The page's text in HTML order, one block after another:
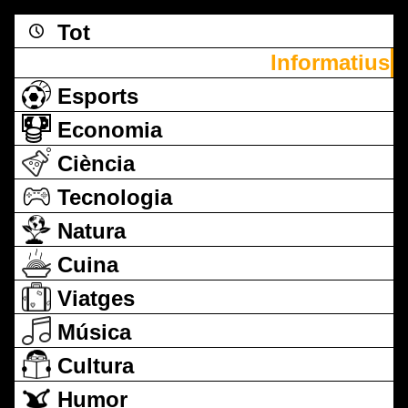
Tot
Informatius
Esports
Economia
Ciència
Tecnologia
Natura
Cuina
Viatges
Música
Cultura
Humor